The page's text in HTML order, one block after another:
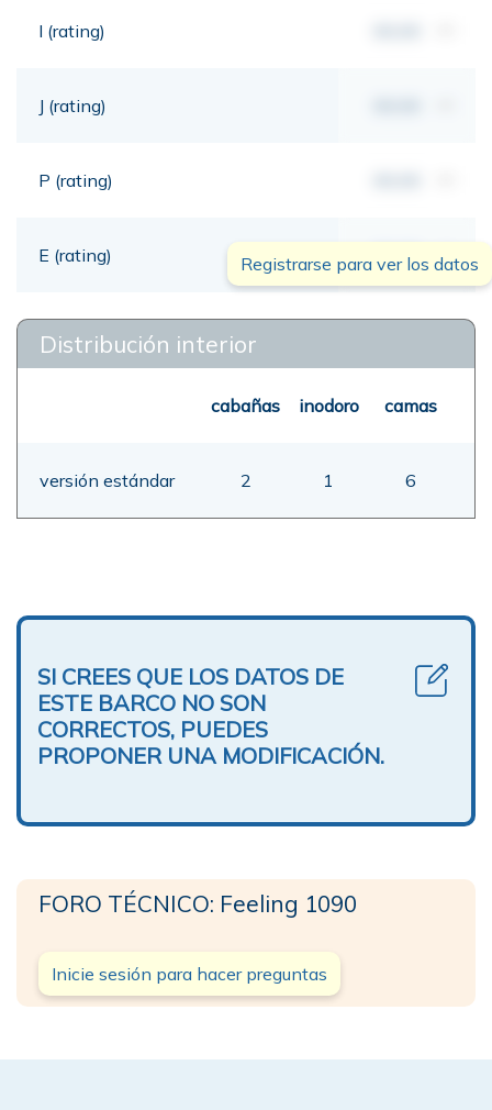
I (rating)
J (rating)
P (rating)
E (rating) 00,00 mt
Registrarse para ver los datos
Distribución interior
cabañas inodoro camas
versión estándar 2 1 6
SI CREES QUE LOS DATOS DE
ESTE BARCO NO SON
CORRECTOS, PUEDES
PROPONER UNA MODIFICACIÓN.
FORO TÉCNICO: Feeling 1090
Inicie sesión para hacer preguntas